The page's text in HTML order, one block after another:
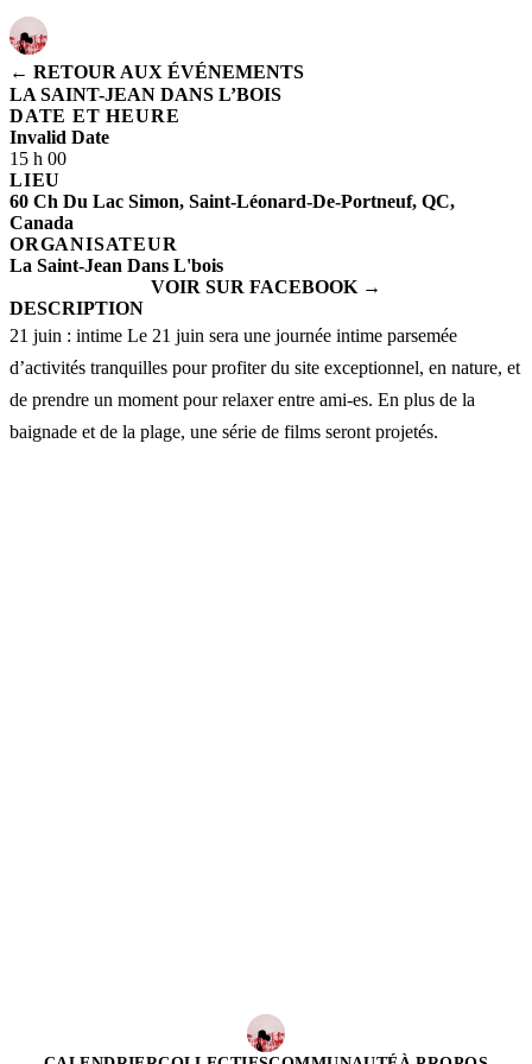
← RETOUR AUX ÉVÉNEMENTS
LA SAINT-JEAN DANS L’BOIS
DATE ET HEURE
Invalid Date
15 h 00
LIEU
60 Ch Du Lac Simon, Saint-Léonard-De-Portneuf, QC,
Canada
ORGANISATEUR
La Saint-Jean Dans L'bois
VOIR SUR FACEBOOK →
DESCRIPTION
21 juin : intime Le 21 juin sera une journée intime parsemée
d’activités tranquilles pour profiter du site exceptionnel, en nature, et
de prendre un moment pour relaxer entre ami-es. En plus de la
baignade et de la plage, une série de films seront projetés.